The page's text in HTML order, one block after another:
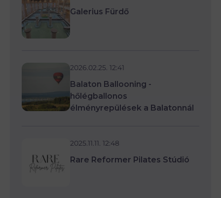
Galerius Fürdő
2026.02.25. 12:41
Balaton Ballooning -
hőlégballonos
élményrepülések a Balatonnál
2025.11.11. 12:48
Rare Reformer Pilates Stúdió